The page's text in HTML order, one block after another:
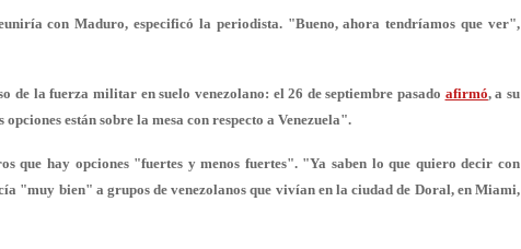
con Maduro, especificó la periodista. "Bueno,ahora tendríamos que ver",
de la fuerza militar en suelo venezolano: el 26 de septiembre pasado afirmó, a su
están sobre la mesa con respecto a Venezuela".
que hay opciones "fuertes y menos fuertes". "Ya saben lo que quiero decir con
"muy bien" a grupos de venezolanos que vivían en la ciudad de Doral, en Miami,